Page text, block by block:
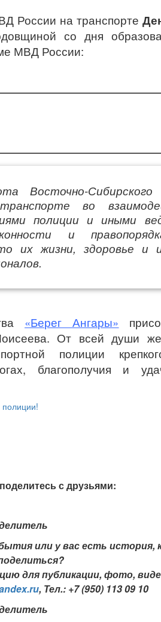
России на транспорте
со дня
МВД России:
Восточно-Сибирского
во
полиции и иными
и
их жизни, здоровье и
«Берег Ангары»
От всей души
полиции
благополучия и
с друзьями:
или у вас есть
для публикации, фото,
, Тел.: +7 (950) 113 09 10